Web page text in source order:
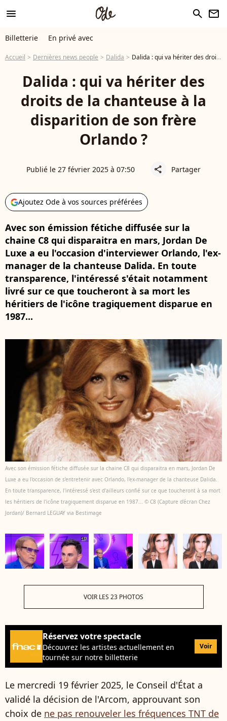
menu search newsletter
Billetterie En privé avec
Accueil Dernières news people Dalida Dalida : qui va hériter des droits de la chanteuse à la disparition de son frère Orlando ?
Dalida : qui va hériter des
droits de la chanteuse à la
disparition de son frère
Orlando ?
Publié le 27 février 2025 à 07:50 share Partager
Ajoutez Ode à vos sources préférées
Avec son émission fétiche diffusée sur la
chaine C8 qui disparaitra en mars, Jordan De
Luxe a eu l'occasion d'interviewer Orlando, l'ex-
manager de la chanteuse Dalida. En toute
transparence, l'intéressé s'était notamment
livré sur ce que toucheront à sa mort les
héritiers de l'icône tragiquement disparue en
1987...
Avec son émission fétiche diffusée sur la chaine C8 qui disparaitra en mars, Jordan De
Luxe a eu l'occasion de s'entretenir avec Orlando, l'ex-manager de la chanteuse Dalida.
En toute transparence, l'intéressé s'est d'ailleurs confié sur ce que toucheront à sa mort
les héritiers de l'icône tragiquement disparue en 1987... © C8 (Capture d'écran Chez
Jordan)/ Bernard LEGUAY via Bestimage
VOIR LES 23 PHOTOS
Réservez votre spectacle
Découvrez les artistes actuellement en
tournée sur notre billetterie
Voir
Le mercredi 19 février 2025, le Conseil d'État a
validé la décision de l'Arcom, approuvant son
choix de ne pas renouveler les fréquences TNT de